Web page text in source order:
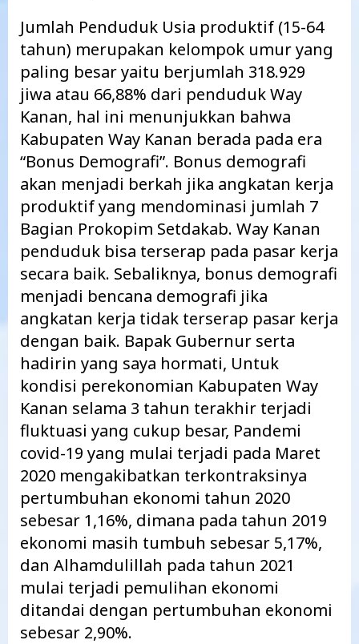
Jumlah Penduduk Usia produktif (15-64
tahun) merupakan kelompok umur yang
paling besar yaitu berjumlah 318.929
jiwa atau 66,88% dari penduduk Way
Kanan, hal ini menunjukkan bahwa
Kabupaten Way Kanan berada pada era
“Bonus Demografi”. Bonus demografi
akan menjadi berkah jika angkatan kerja
produktif yang mendominasi jumlah 7
Bagian Prokopim Setdakab. Way Kanan
penduduk bisa terserap pada pasar kerja
secara baik. Sebaliknya, bonus demografi
menjadi bencana demografi jika
angkatan kerja tidak terserap pasar kerja
dengan baik. Bapak Gubernur serta
hadirin yang saya hormati, Untuk
kondisi perekonomian Kabupaten Way
Kanan selama 3 tahun terakhir terjadi
fluktuasi yang cukup besar, Pandemi
covid-19 yang mulai terjadi pada Maret
2020 mengakibatkan terkontraksinya
pertumbuhan ekonomi tahun 2020
sebesar 1,16%, dimana pada tahun 2019
ekonomi masih tumbuh sebesar 5,17%,
dan Alhamdulillah pada tahun 2021
mulai terjadi pemulihan ekonomi
ditandai dengan pertumbuhan ekonomi
sebesar 2,90%.